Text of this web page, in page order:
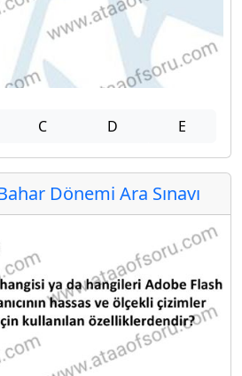
C D E
Dönemi Ara Sınavı